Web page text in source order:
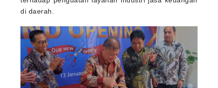
di daerah.